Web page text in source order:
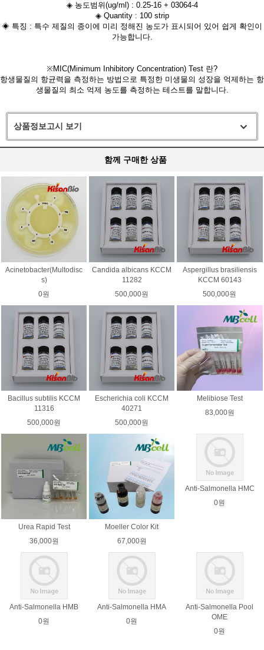
◈ 농도범위(ug/ml) : 0.25-16 + 03064-4
◈ Quantity : 100 strip
◈ 특징 : 특수 제질의 종이에 미리 정해진 농도가 표시되어 있어 쉽게 확인이
가능합니다.
※MIC(Minimum Inhibitory Concentration) Test 란?
항생물질의 항균력을 측정하는 방법으로 특정한 미생물의 성장을 억제하는 항
생물질의 최소 억제 농도를 측정하는 테스트를 말합니다.
상품정보고시 보기
함께 구매한 상품
Acinetobacter(Multodisc
s)
0원
Candida albicans KCCM
11282
500,000원
Aspergillus brasiliensis
KCCM 60143
500,000원
Bacillus subtilis KCCM
11316
500,000원
Escherichia coli KCCM
40271
500,000원
Melibiose Test
83,000원
Urea Rapid Test
36,000원
Moeller Color Kit
67,000원
Anti-Salmonella HMC
0원
Anti-Salmonella HMB
0원
Anti-Salmonella HMA
0원
Anti-Salmonella Pool
OME
0원